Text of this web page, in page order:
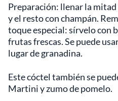
Preparación: llenar la mitad
y el resto con champán.
toque especial: sírvelo con
frutas frescas. Se puede
lugar de granadina.
Este cóctel también se
Martini y zumo de pomelo.